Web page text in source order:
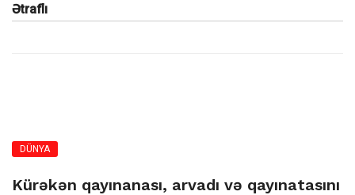
Ətraflı
DÜNYA
Kürəkən qayınanası, arvadı və qayınatasını